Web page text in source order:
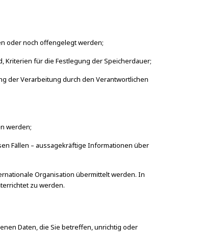
oder noch offengelegt werden;
Kriterien für die Festlegung der Speicherdauer;
der Verarbeitung durch den Verantwortlichen
werden;
Fällen – aussagekräftige Informationen über
Organisation übermittelt werden. In
zu werden.
Daten, die Sie betreffen, unrichtig oder